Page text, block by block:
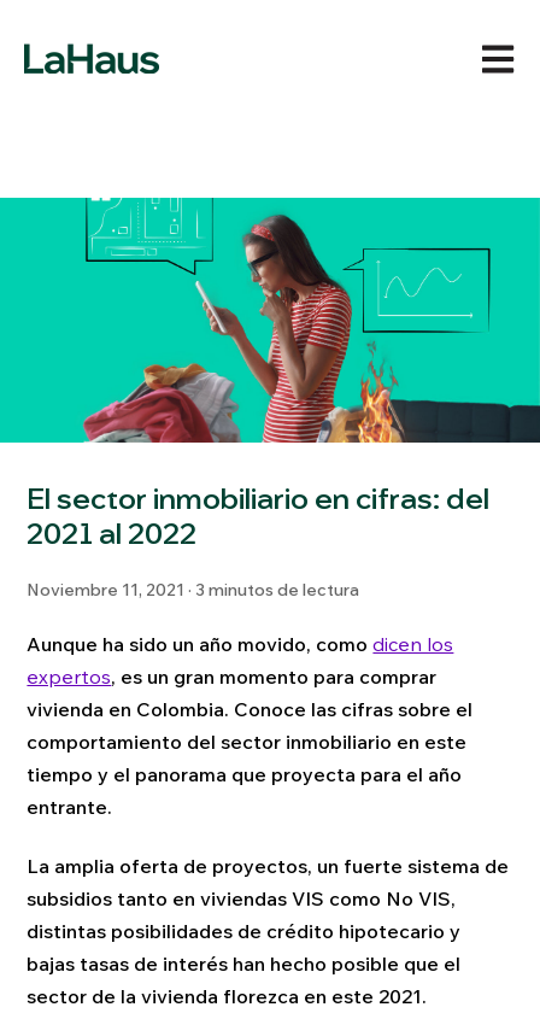
Abrir
El sector inmobiliario en cifras: del
2021 al 2022
Noviembre 11, 2021 · 3 minutos de lectura
Aunque ha sido un año movido, como dicen los
expertos, es un gran momento para comprar
vivienda en Colombia. Conoce las cifras sobre el
comportamiento del sector inmobiliario en este
tiempo y el panorama que proyecta para el año
entrante.
La amplia oferta de proyectos, un fuerte sistema de
subsidios tanto en viviendas VIS como No VIS,
distintas posibilidades de crédito hipotecario y
bajas tasas de interés han hecho posible que el
sector de la vivienda florezca en este 2021.